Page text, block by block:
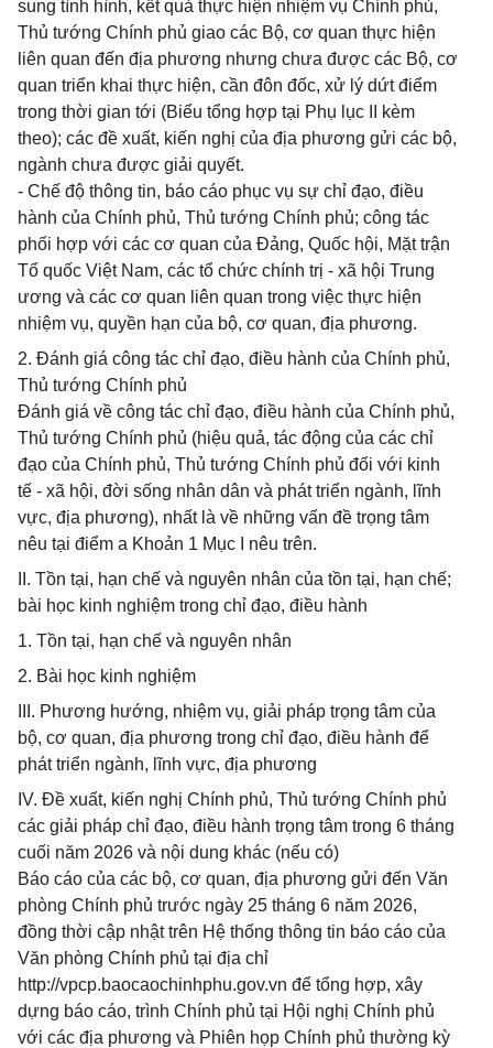
sung tình hình, kết quả thực hiện nhiệm vụ Chính phủ,
Thủ tướng Chính phủ giao các Bộ, cơ quan thực hiện
liên quan đến địa phương nhưng chưa được các Bộ, cơ
quan triển khai thực hiện, cần đôn đốc, xử lý dứt điểm
trong thời gian tới (Biểu tổng hợp tại Phụ lục II kèm
theo); các đề xuất, kiến nghị của địa phương gửi các bộ,
ngành chưa được giải quyết.
- Chế độ thông tin, báo cáo phục vụ sự chỉ đạo, điều
hành của Chính phủ, Thủ tướng Chính phủ; công tác
phối hợp với các cơ quan của Đảng, Quốc hội, Mặt trận
Tổ quốc Việt Nam, các tổ chức chính trị - xã hội Trung
ương và các cơ quan liên quan trong việc thực hiện
nhiệm vụ, quyền hạn của bộ, cơ quan, địa phương.
2. Đánh giá công tác chỉ đạo, điều hành của Chính phủ,
Thủ tướng Chính phủ
Đánh giá về công tác chỉ đạo, điều hành của Chính phủ,
Thủ tướng Chính phủ (hiệu quả, tác động của các chỉ
đạo của Chính phủ, Thủ tướng Chính phủ đối với kinh
tế - xã hội, đời sống nhân dân và phát triển ngành, lĩnh
vực, địa phương), nhất là về những vấn đề trọng tâm
nêu tại điểm a Khoản 1 Mục I nêu trên.
II. Tồn tại, hạn chế và nguyên nhân của tồn tại, hạn chế;
bài học kinh nghiệm trong chỉ đạo, điều hành
1. Tồn tại, hạn chế và nguyên nhân
2. Bài học kinh nghiệm
III. Phương hướng, nhiệm vụ, giải pháp trọng tâm của
bộ, cơ quan, địa phương trong chỉ đạo, điều hành để
phát triển ngành, lĩnh vực, địa phương
IV. Đề xuất, kiến nghị Chính phủ, Thủ tướng Chính phủ
các giải pháp chỉ đạo, điều hành trọng tâm trong 6 tháng
cuối năm 2026 và nội dung khác (nếu có)
Báo cáo của các bộ, cơ quan, địa phương gửi đến Văn
phòng Chính phủ trước ngày 25 tháng 6 năm 2026,
đồng thời cập nhật trên Hệ thống thông tin báo cáo của
Văn phòng Chính phủ tại địa chỉ
http://vpcp.baocaochinhphu.gov.vn để tổng hợp, xây
dựng báo cáo, trình Chính phủ tại Hội nghị Chính phủ
với các địa phương và Phiên họp Chính phủ thường kỳ